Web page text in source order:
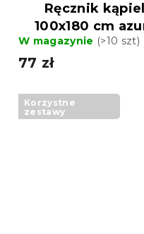
Ręcznik
100x180 cm
W magazynie (>10 szt)
77 zł
Korzystne
zestawy